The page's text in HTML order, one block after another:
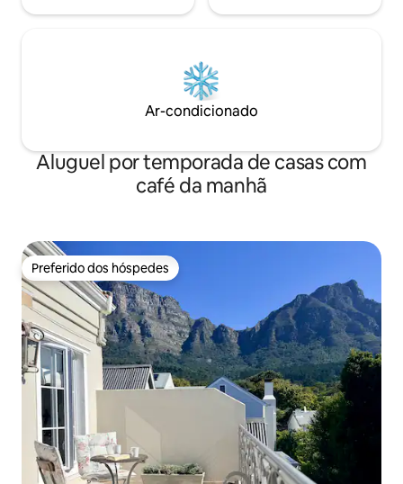
Ar-condicionado
Aluguel por temporada de casas com
café da manhã
Preferido dos hóspedes
Preferido dos hóspedes